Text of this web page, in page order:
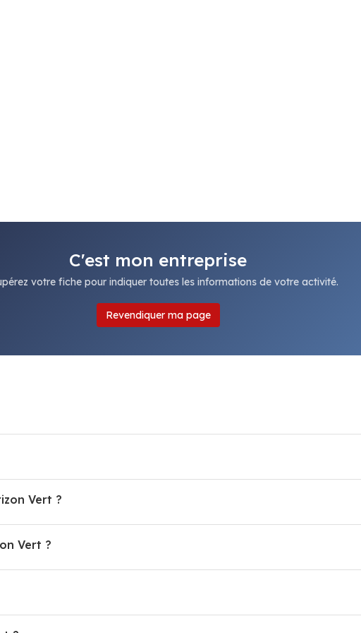
C'est mon entreprise
votre fiche pour indiquer toutes les informations de votre activité.
Revendiquer ma page
Vert ?
Vert ?